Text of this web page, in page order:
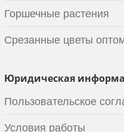
Горшечные растения
Срезанные цветы
Юридическая
Пользовательское
Условия работы